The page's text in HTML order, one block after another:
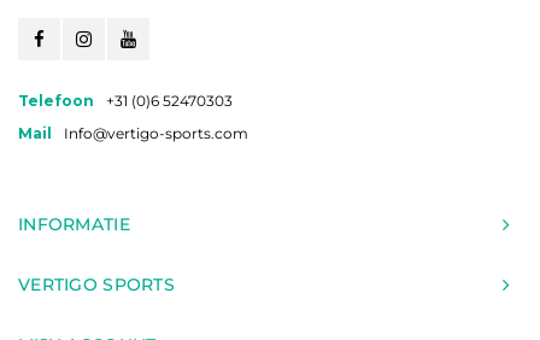
Telefoon
+31 (0)6 52470303
Mail
Info@vertigo-sports.com
INFORMATIE
VERTIGO SPORTS